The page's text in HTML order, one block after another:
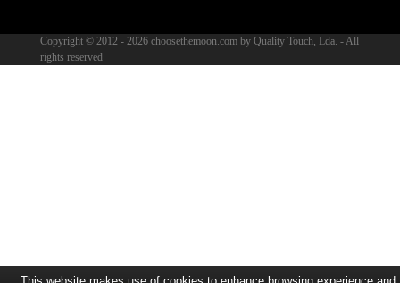
Copyright © 2012 - 2026 choosethemoon.com by Quality Touch, Lda. - All
rights reserved